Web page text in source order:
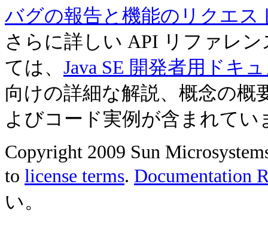
バグの報告と機能のリクエス
さらに詳しい API リファレ
ては、 Java SE 開発者用ドキ
向けの詳細な解説、概念の概
よびコード実例が含まれてい
Copyright 2009 Sun
to license terms. Documentation
い。